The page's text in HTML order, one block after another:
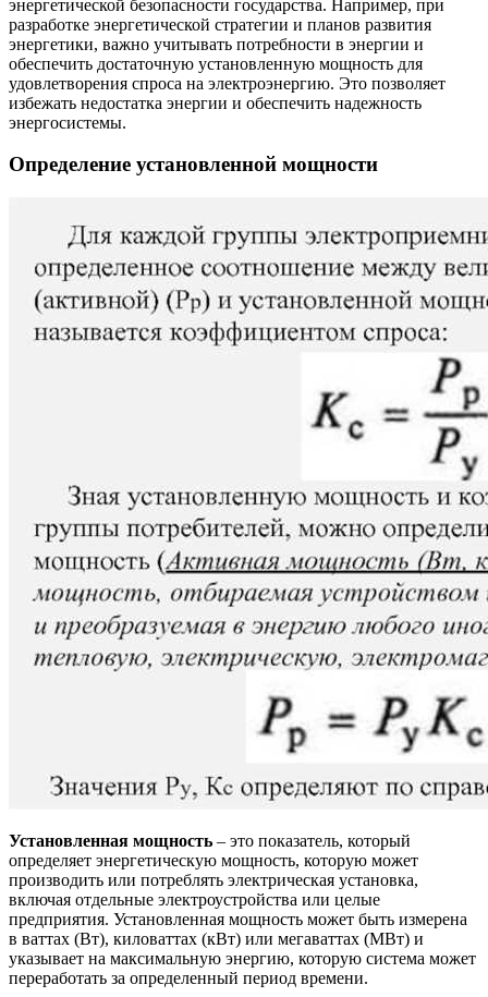
энергетической безопасности государства. Например, при
разработке энергетической стратегии и планов развития
энергетики, важно учитывать потребности в энергии и
обеспечить достаточную установленную мощность для
удовлетворения спроса на электроэнергию. Это позволяет
избежать недостатка энергии и обеспечить надежность
энергосистемы.
Определение установленной мощности
Установленная мощность – это показатель, который
определяет энергетическую мощность, которую может
производить или потреблять электрическая установка,
включая отдельные электроустройства или целые
предприятия. Установленная мощность может быть измерена
в ваттах (Вт), киловаттах (кВт) или мегаваттах (МВт) и
указывает на максимальную энергию, которую система может
переработать за определенный период времени.